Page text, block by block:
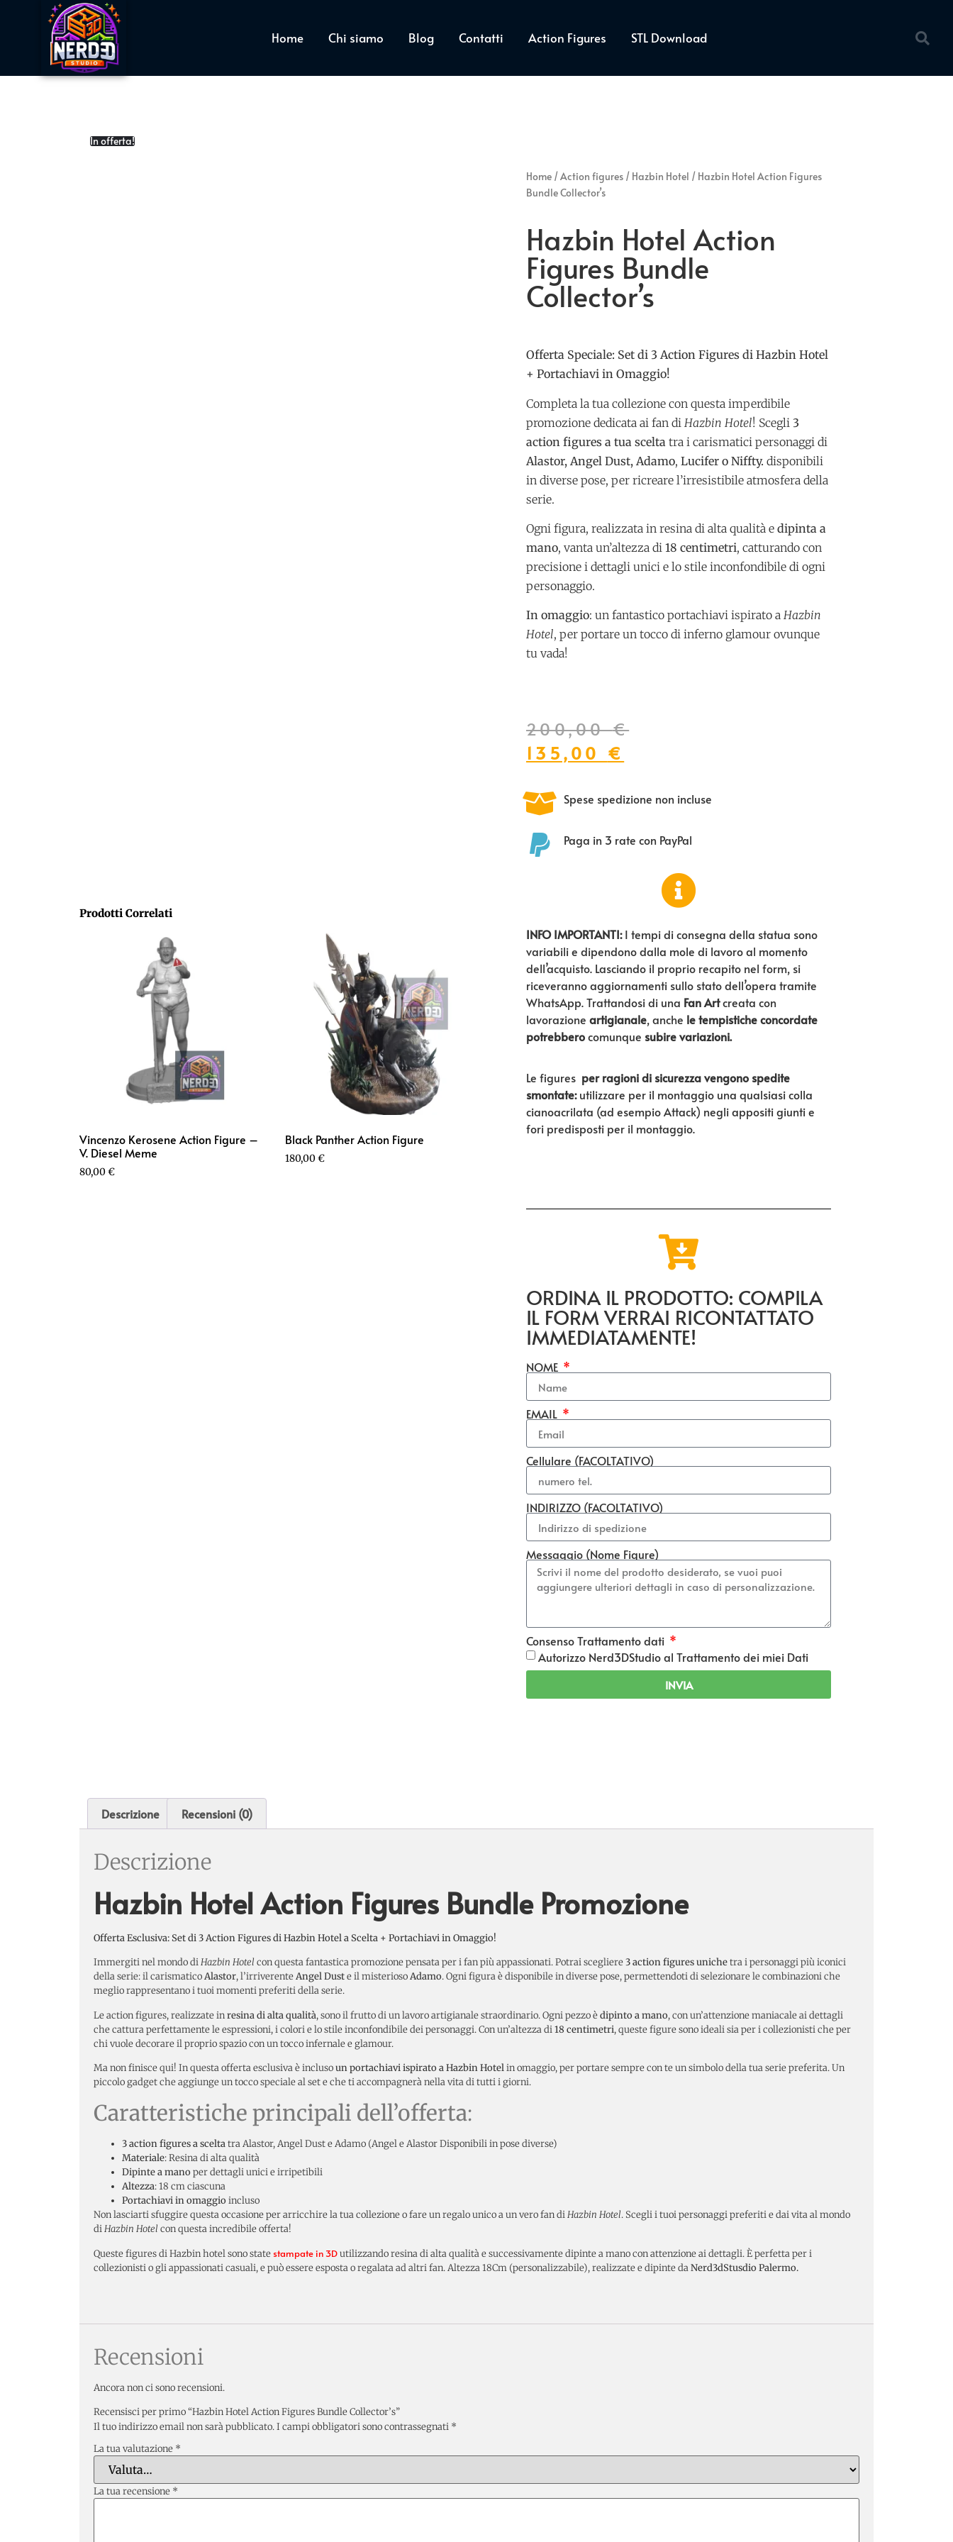
Home Chi siamo Blog Contatti Action Figures STL Download
In offerta!
Prodotti Correlati
Vincenzo Kerosene Action Figure –
V. Diesel Meme
80,00€
Black Panther Action Figure
180,00€
Home /Action figures / Hazbin Hotel / Hazbin Hotel Action Figures
Bundle Collector’s
Hazbin Hotel Action
Figures Bundle
Collector’s
Offerta Speciale: Set di 3 Action Figures di Hazbin Hotel
+ Portachiavi in Omaggio!
Completa la tua collezione con questa imperdibile
promozione dedicata ai fan di Hazbin Hotel! Scegli 3
action figures a tua scelta tra i carismatici personaggi di
Alastor, Angel Dust, Adamo, Lucifer o Niffty. disponibili
in diverse pose, per ricreare l’irresistibile atmosfera della
serie.
Ogni figura, realizzata in resina di alta qualità e dipinta a
mano, vanta un’altezza di 18 centimetri, catturando con
precisione i dettagli unici e lo stile inconfondibile di ogni
personaggio.
In omaggio: un fantastico portachiavi ispirato a Hazbin
Hotel, per portare un tocco di inferno glamour ovunque
tu vada!
200,00€
135,00 €
Spese spedizione non incluse
Paga in 3 rate con PayPal
INFO IMPORTANTI:I tempi di consegna della statua sono
variabili e dipendono dalla mole di lavoro al momento
dell’acquisto. Lasciando il proprio recapito nel form, si
riceveranno aggiornamenti sullo stato dell’opera tramite
WhatsApp. Trattandosi di una Fan Artcreata con
lavorazione artigianale, anche le tempistiche concordate
potrebberocomunque subire variazioni.
Le figures per ragioni di sicurezza vengono spedite
smontate:utilizzare per il montaggio una qualsiasi colla
cianoacrilata (ad esempio Attack) negli appositi giunti e
fori predisposti per il montaggio.
ORDINA IL PRODOTTO: COMPILA
IL FORM VERRAI RICONTATTATO
IMMEDIATAMENTE!
NOME
EMAIL
Cellulare (FACOLTATIVO)
INDIRIZZO (FACOLTATIVO)
Messaggio (Nome Figure)
Consenso Trattamento dati
Autorizzo Nerd3DStudio al Trattamento dei miei Dati
INVIA
Descrizione Recensioni (0)
Descrizione
Hazbin Hotel Action Figures Bundle Promozione
Offerta Esclusiva: Set di 3 Action Figures di Hazbin Hotel a Scelta + Portachiavi in Omaggio!
Immergiti nel mondo diHazbin Hotel con questa fantastica promozione pensata per i fan più appassionati. Potrai scegliere3 action figures unichetra i personaggi più iconici
della serie: il carismaticoAlastor, l’irriverenteAngel Duste il misteriosoAdamo. Ogni figura è disponibile in diverse pose, permettendoti di selezionare le combinazioni che
meglio rappresentano i tuoi momenti preferiti della serie.
Le action figures, realizzate inresina di alta qualità, sono il frutto di un lavoro artigianale straordinario. Ogni pezzo èdipinto a mano, con un’attenzione maniacale ai dettagli
che cattura perfettamente le espressioni, i colori e lo stile inconfondibile dei personaggi. Con un’altezza di18 centimetri, queste figure sono ideali sia per i collezionisti che per
chi vuole decorare il proprio spazio con un tocco infernale e glamour.
Ma non finisce qui! In questa offerta esclusiva è inclusoun portachiavi ispirato a Hazbin Hotelin omaggio, per portare sempre con te un simbolo della tua serie preferita. Un
piccolo gadget che aggiunge un tocco speciale al set e che ti accompagnerà nella vita di tutti i giorni.
Caratteristiche principali dell’offerta:
3 action figures a sceltatra Alastor, Angel Dust e Adamo (Angel e Alastor Disponibili in pose diverse)
Materiale: Resina di alta qualità
Dipinte a manoper dettagli unici e irripetibili
Altezza: 18 cm ciascuna
Portachiavi in omaggioincluso
Non lasciarti sfuggire questa occasione per arricchire la tua collezione o fare un regalo unico a un vero fan diHazbin Hotel. Scegli i tuoi personaggi preferiti e dai vita al mondo
diHazbin Hotel con questa incredibile offerta!
Queste figures di Hazbin hotel sono state stampate in 3Dutilizzando resina di alta qualità e successivamente dipinte a mano con attenzione ai dettagli. È perfetta per i
collezionisti o gli appassionati casuali, e può essere esposta o regalata ad altri fan. Altezza 18Cm (personalizzabile), realizzate e dipinte daNerd3dStusdio Palermo.
Recensioni
Ancora non ci sono recensioni.
Recensisci per primo “Hazbin Hotel Action Figures Bundle Collector’s”
Il tuo indirizzo email non sarà pubblicato.I campi obbligatori sono contrassegnati *
La tua valutazione *
La tua recensione *